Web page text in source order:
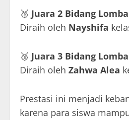
🥈 Juara 2 Bidang
Diraih oleh Nayshifa
🥉 Juara 3 Bidang
Diraih oleh Zahwa Alea
Prestasi ini menjadi
karena para siswa